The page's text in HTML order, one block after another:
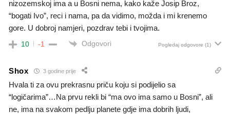
nizozemskoj ima a u Bosni nema, kako kaže Josip Broz,
“bogati Ivo”, reci i nama, pa da vidimo, možda i mi krenemo
gore. U dobroj namjeri, pozdrav tebi i tvojima.
10 -1 Odgovori Pogledaj odgovore (1)
Shox 3 godine prije
Hvala ti za ovu prekrasnu priču koju si podijelio sa
“logičarima”…Na prvu rekli bi “ma ovo ima samo u Bosni”, ali
ne, ima na svakom pedlju planete gdje ima dobrih ljudi,